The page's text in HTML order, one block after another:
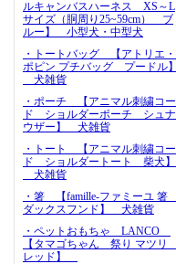
ルキャンバスハーネス XS～L
サイズ（胴周り25~59cm） ブ
ルー】 小型犬・中型犬
・トートバッグ 【アトリエ・
ポピン プチバッグ プードル】
犬雑貨
・ポーチ 【アニマル刺繍コー
ド ショルダーポーチ シュナ
ウザー】 犬雑貨
・トート 【アニマル刺繍コー
ド ショルダートート 柴犬】
犬雑貨
・箸 【famille-ファミーユ 箸
ダックスフンド】 犬雑貨
・ペットおもちゃ LANCO
【タマゴちゃん 祭り マツリ
レッド】